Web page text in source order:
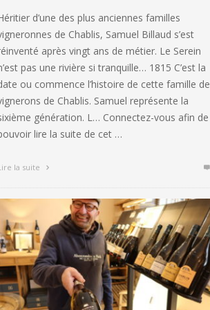
d’une des plus anciennes familles
de Chablis, Samuel Billaud s’est
après vingt ans de métier. Le Serein
pas une rivière si tranquille… 1815 C’est la
ou commence l’histoire de cette famille de
de Chablis. Samuel représente la
génération. L… Connectez-vous afin de
lire la suite de cet …
la suite